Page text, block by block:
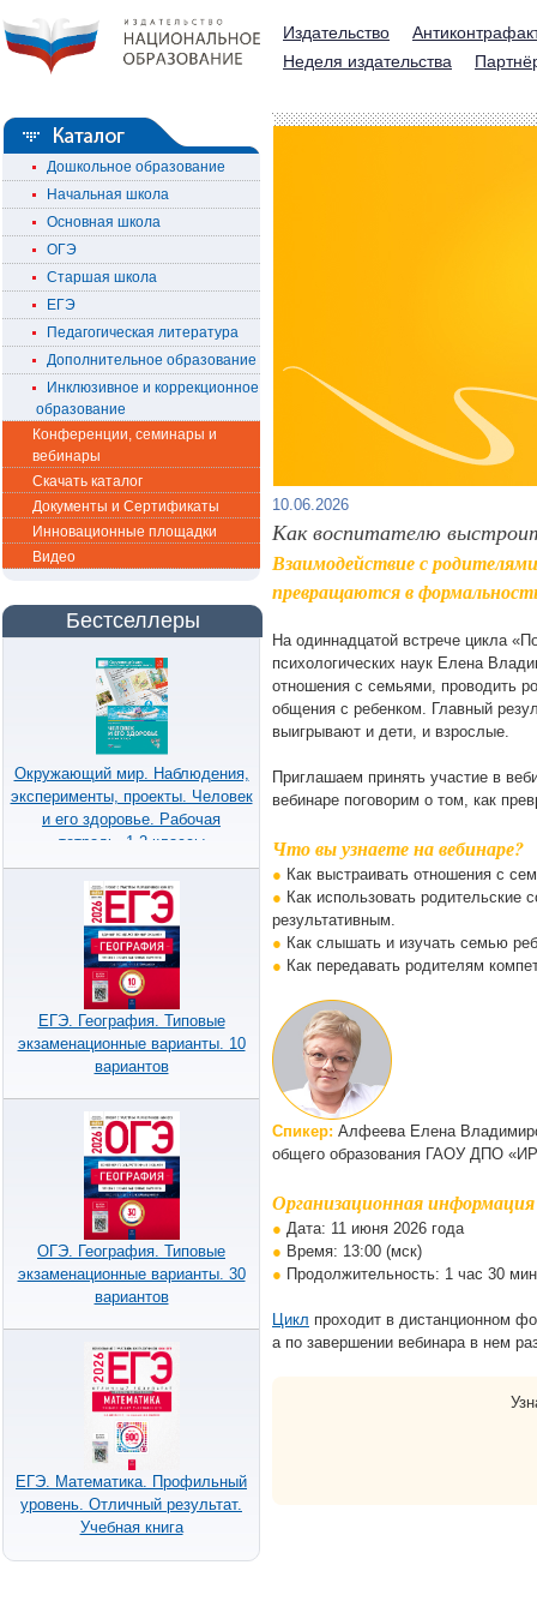
Издательство
Неделя издательства
Дошкольное образование
Начальная школа
Основная школа
ОГЭ
Старшая школа
ЕГЭ
Педагогическая литература
Дополнительное образование
Инклюзивное и коррекционное
образование
Конференции, семинары и
вебинары
Скачать каталог
Документы и Сертификаты
Инновационные площадки
Видео
Бестселлеры
Окружающий мир. Наблюдения,
эксперименты, проекты. Человек
и его здоровье. Рабочая
тетрадь. 1-2 классы
ЕГЭ. География. Типовые
экзаменационные варианты. 10
вариантов
ОГЭ. География. Типовые
экзаменационные варианты. 30
вариантов
ЕГЭ. Математика. Профильный
уровень. Отличный результат.
Учебная книга
10.06.2026
Как воспитателю
Взаимодействие с
превращаются в
На одиннадцатой встрече цикла
психологических наук Елена
отношения с семьями, проводить
общения с ребенком. Главный
выигрывают и дети, и взрослые.
Приглашаем принять участие в
вебинаре поговорим о том, как
Что вы узнаете на вебинаре?
● Как выстраивать отношения с
● Как использовать родительские
результативным.
● Как слышать и изучать семью
● Как передавать родителям
Спикер: Алфеева Елена
общего образования ГАОУ ДПО
Организационная информация
● Дата: 11 июня 2026 года
● Время: 13:00 (мск)
● Продолжительность: 1 час 30
Цикл проходит в дистанционном
а по завершении вебинара в нем